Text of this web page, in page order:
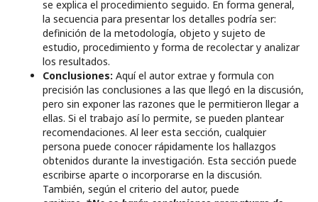
se explica el procedimiento seguido. En forma general,
la secuencia para presentar los detalles podría ser:
definición de la metodología, objeto y sujeto de
estudio, procedimiento y forma de recolectar y analizar
los resultados.
Conclusiones: Aquí el autor extrae y formula con
precisión las conclusiones a las que llegó en la discusión,
pero sin exponer las razones que le permitieron llegar a
ellas. Si el trabajo así lo permite, se pueden plantear
recomendaciones. Al leer esta sección, cualquier
persona puede conocer rápidamente los hallazgos
obtenidos durante la investigación. Esta sección puede
escribirse aparte o incorporarse en la discusión.
También, según el criterio del autor, puede